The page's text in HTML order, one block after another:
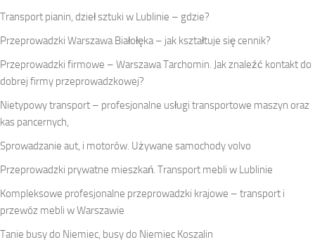
Transport pianin, dzieł sztuki w Lublinie – gdzie?
Przeprowadzki Warszawa Białołęka – jak kształtuje się cennik?
Przeprowadzki firmowe – Warszawa Tarchomin. Jak znaleźć kontakt do
dobrej firmy przeprowadzkowej?
Nietypowy transport – profesjonalne usługi transportowe maszyn oraz
kas pancernych,
Sprowadzanie aut, i motorów. Używane samochody volvo
Przeprowadzki prywatne mieszkań. Transport mebli w Lublinie
Kompleksowe profesjonalne przeprowadzki krajowe – transport i
przewóz mebli w Warszawie
Tanie busy do Niemiec, busy do Niemiec Koszalin